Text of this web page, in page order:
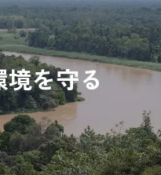
境を守る